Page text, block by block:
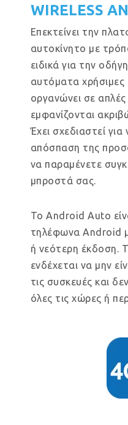
WIRELESS
Επεκτείνει την
αυτοκίνητο με
ειδικά για την
αυτόματα χρήσιμες
οργανώνει σε
εμφανίζονται
Έχει σχεδιαστεί
απόσπαση της
να παραμένετε
μπροστά σας.
Το Android Auto
τηλέφωνα Android
ή νεότερη έκδοση.
ενδέχεται να μην
τις συσκευές και
όλες τις χώρες ή